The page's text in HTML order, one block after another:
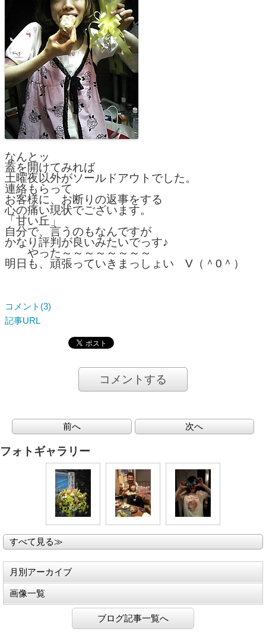
なんとッ
蓋を開けてみれば
土曜夜以外がソールドアウトでした。
連絡もらって
お客様に、お断りの返事をする
心の痛い現状でございます。
「甘い丘」
自分で、言うのもなんですが
かなり評判が良いみたいでっす♪
やった～～～～～～～～
明日も、頑張っていきまっしょい　V（＾0＾）
コメント(3)
記事URL
コメントする
前へ 次へ
フォトギャラリー
すべて見る≫
月別アーカイブ
画像一覧
ブログ記事一覧へ